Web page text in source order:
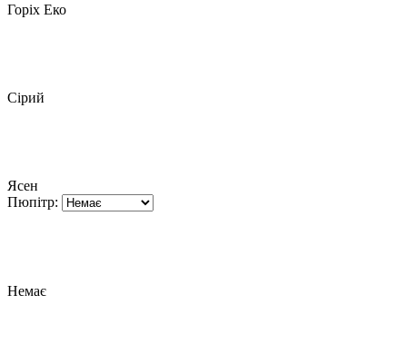
Горіх Еко
Сірий
Ясен
Пюпітр:
Немає